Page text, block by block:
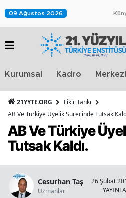
09 Ağustos 2026
Kurumsal Kadro
21YYTE.ORG
Fikir Tankı
AB Ve Türkiye Üyelik Sürecinde Tutsak
AB Ve Türkiye
Tutsak Kaldı.
Cesurhan Taş
Uzmanlar
26 Şubat